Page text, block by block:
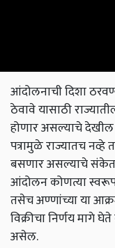
आंदोलनाची दिशा
ठेवावे यासाठी
होणार असल्याचे
पत्रामुळे राज्यातच नव्हे
बसणार असल्याचे
आंदोलन कोणत्या
तसेच अण्णांच्या या
विक्रीचा निर्णय मागे
असेल.